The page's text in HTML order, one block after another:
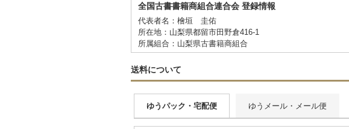
全国古書書籍商組合連合会 登録情報
代表者名：檜垣 圭佑
所在地：山梨県都留市田野倉416-1
所属組合：山梨県古書籍商組合
送料について
ゆうパック・宅配便 ゆうメール・メール便